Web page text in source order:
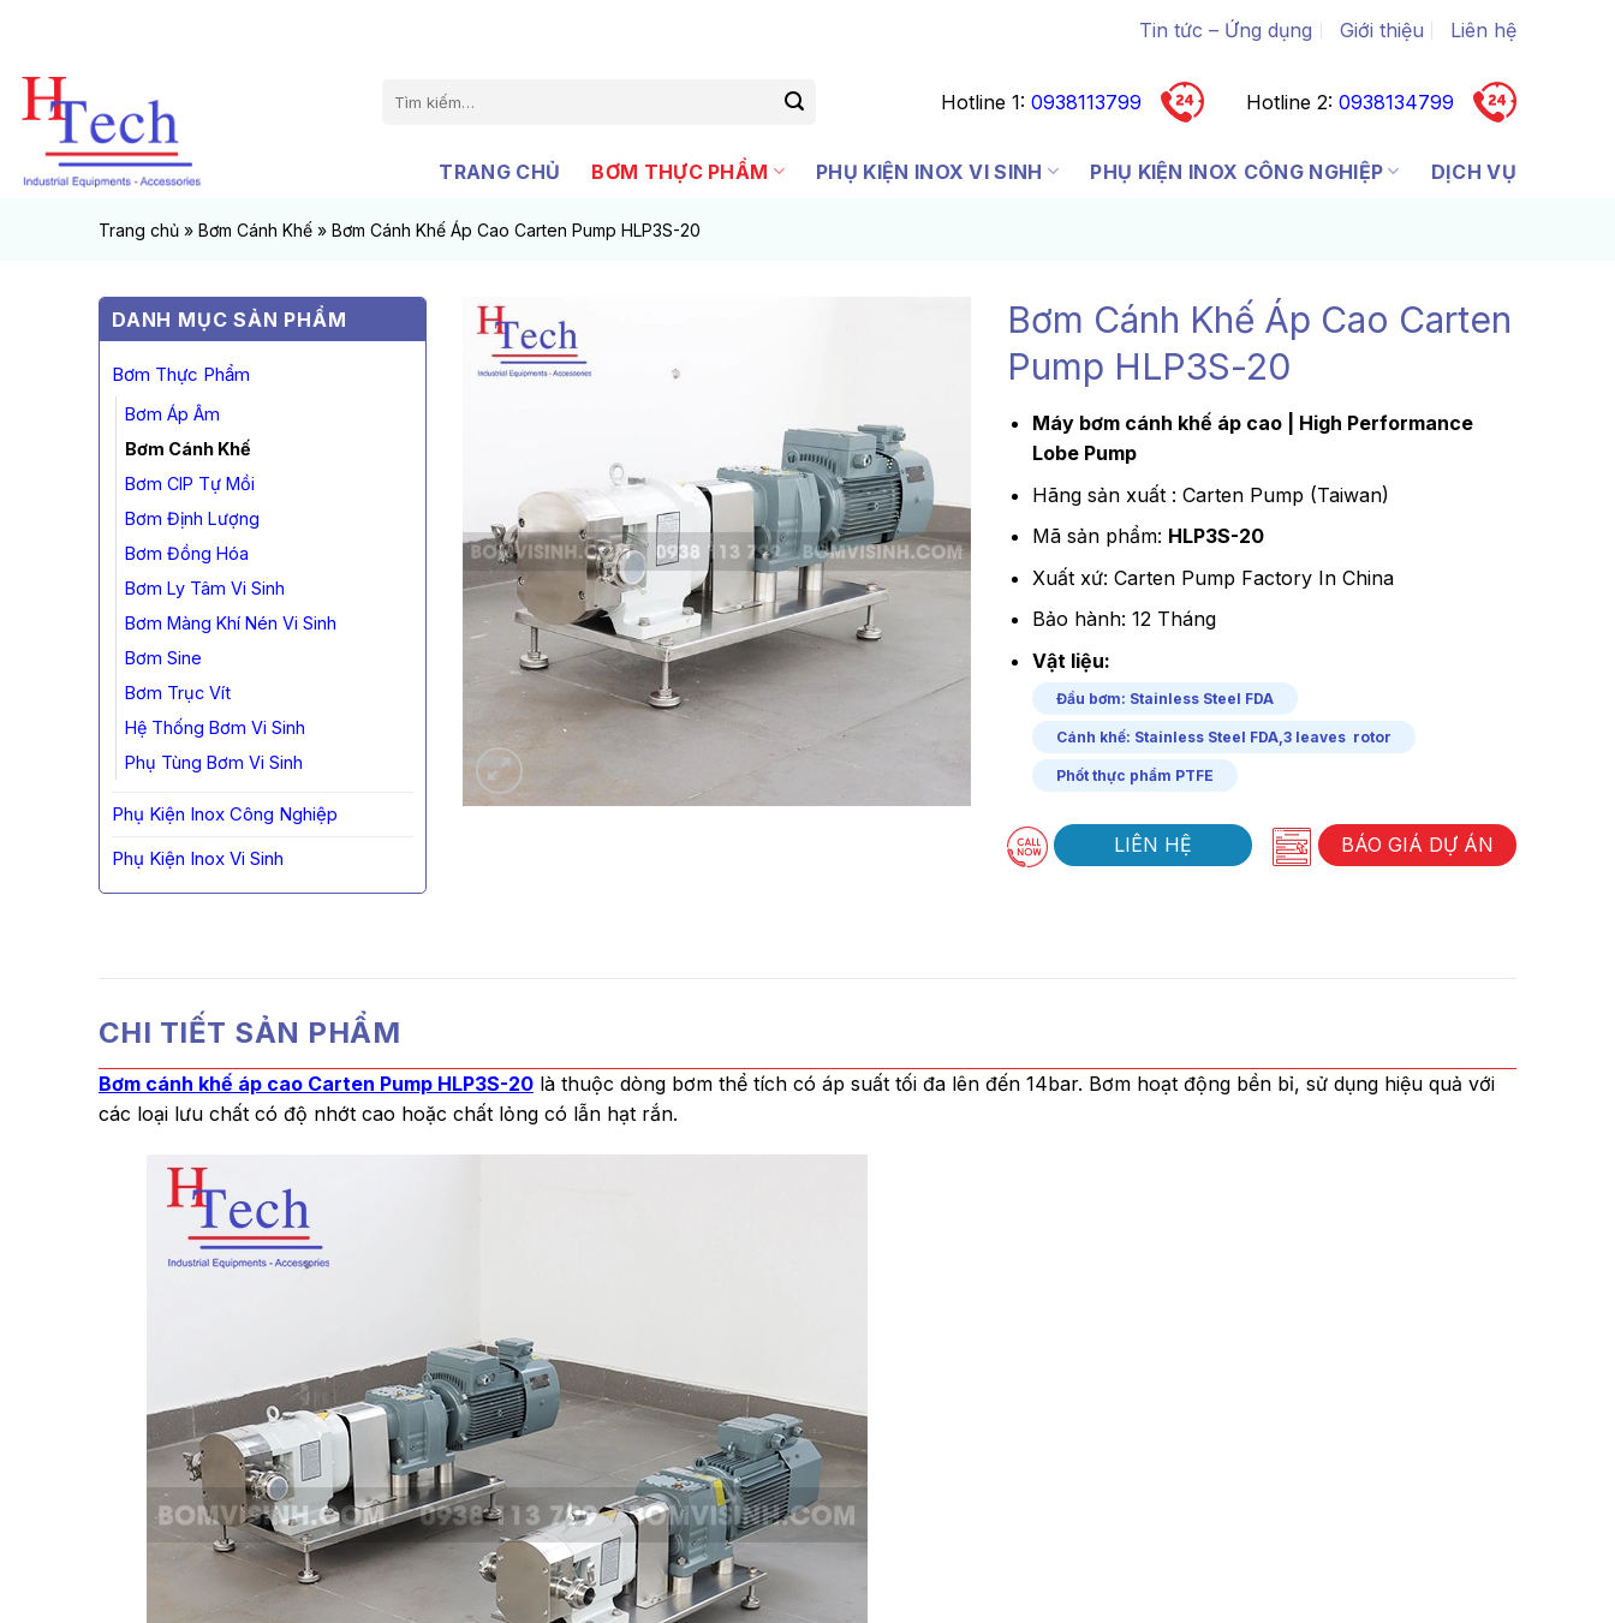
nội
dung
Tin tức – Ứng dụng Giới thiệu Liên hệ
kiếm:
Hotline 1:0938113799 Hotline 2: 0938134799
TRANG CHỦ BƠM THỰC PHẨM PHỤ KIỆN INOX VI SINH PHỤ KIỆN INOX CÔNG NGHIỆP DỊCH VỤ
Trang chủ » Bơm Cánh Khế » Bơm Cánh Khế Áp Cao Carten Pump HLP3S-20
DANH MỤC SẢN PHẨM
Bơm Thực Phẩm
Bơm Áp Âm
Bơm Cánh Khế
Bơm CIP Tự Mồi
Bơm Định Lượng
Bơm Đồng Hóa
Bơm Ly Tâm Vi Sinh
Bơm Màng Khí Nén Vi Sinh
Bơm Sine
Bơm Trục Vít
Hệ Thống Bơm Vi Sinh
Phụ Tùng Bơm Vi Sinh
Phụ Kiện Inox Công Nghiệp
Phụ Kiện Inox Vi Sinh
Bơm Cánh Khế Áp Cao Carten
Pump HLP3S-20
Máy bơm cánh khế áp cao | High Performance
Lobe Pump
Hãng sản xuất : Carten Pump (Taiwan)
Mã sản phẩm: HLP3S-20
Xuất xứ: Carten Pump Factory In China
Bảo hành: 12 Tháng
Vật liệu:
Đầu bơm: Stainless Steel FDA
Cánh khế: Stainless Steel FDA,3 leaves rotor
Phốt thực phẩm PTFE
LIÊN HỆ BÁO GIÁ DỰ ÁN
CHI TIẾT SẢN PHẨM
Bơm cánh khế áp cao Carten Pump HLP3S-20 là thuộc dòng bơm thể tích có áp suất tối đa lên đến 14bar. Bơm hoạt động bền bỉ, sử dụng hiệu quả với
các loại lưu chất có độ nhớt cao hoặc chất lỏng có lẫn hạt rắn.